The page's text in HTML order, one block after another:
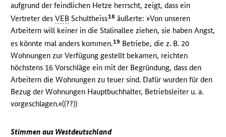
aufgrund der feindlichen Hetze herrscht, zeigt, dass ein
Vertreter desVEB Schultheiss18 äußerte: »Von unseren
Arbeitern will keiner in die Stalinallee ziehen, sie haben Angst,
es könnte mal anders kommen.19 Betriebe, die z. B. 20
Wohnungen zur Verfügung gestellt bekamen, reichten
höchstens 16 Vorschläge ein mit der Begründung, dass den
Arbeitern die Wohnungen zu teuer sind. Dafür wurden für den
Bezug der Wohnungen Hauptbuchhalter, Betriebsleiter u. a.
vorgeschlagen.«((??))
Stimmen aus Westdeutschland